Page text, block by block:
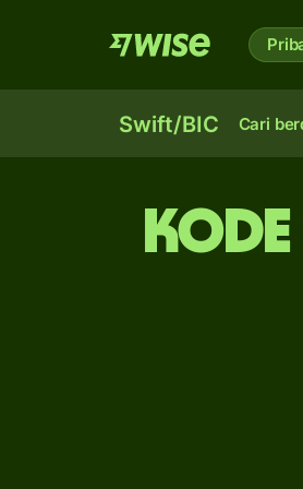
Swift/BIC Cari